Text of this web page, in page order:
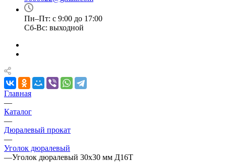
Пн–Пт: с 9:00 до 17:00
Сб-Вс: выходной
Главная
—
Каталог
—
Дюралевый прокат
—
Уголок дюралевый
—Уголок дюралевый 30х30 мм Д16Т